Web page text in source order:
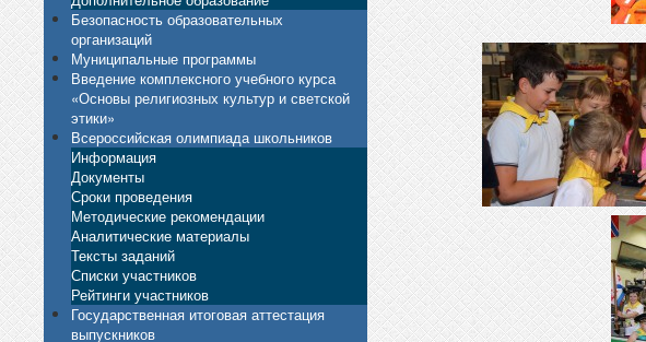
Безопасность образовательных
организаций
Муниципальные программы
Введение комплексного учебного курса
«Основы религиозных культур и светской
этики»
Всероссийская олимпиада школьников
Информация
Документы
Сроки проведения
Методические рекомендации
Аналитические материалы
Тексты заданий
Списки участников
Рейтинги участников
Государственная итоговая аттестация
выпускников